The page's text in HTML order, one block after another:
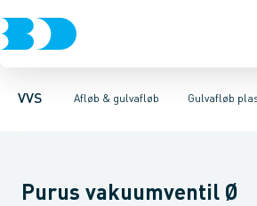
VVS Afløb & gulvafløb
Rør & fittings Pressfittings & rør
Gulvafløb
Gulvafløb rustfriGulvafløb plast
Riste & rammerTil beton Til vinyl
Purus vakuumventil Ø